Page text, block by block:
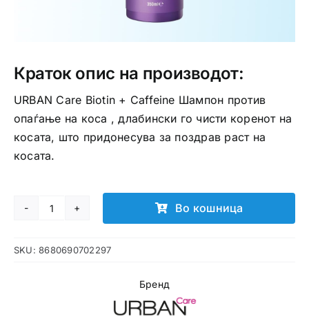
Краток опис на производот:
URBAN Care Biotin + Caffeine Шампон против
опаѓање на коса , длабински го чисти коренот на
косата, што придонесува за поздрав раст на
косата.
URBAN
Biotin
Во кошница
SKU:8680690702297
Бренд